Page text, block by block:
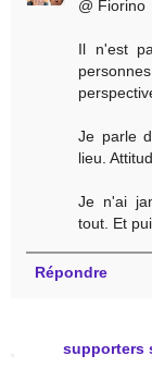
@ Fiorino
Il n'est
Je parle
lieu.
Je n'ai
tout. Et
Répondre
supporters